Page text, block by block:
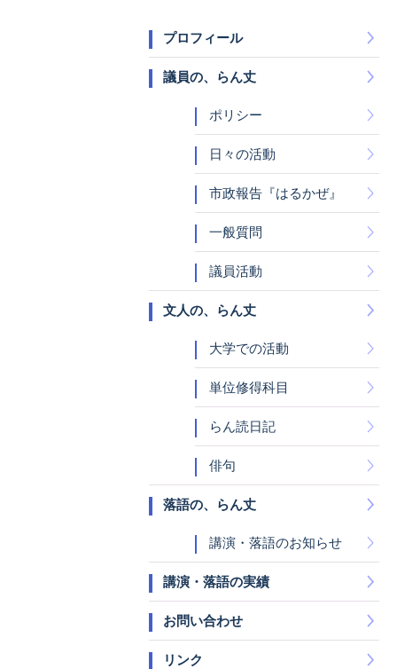
プロフィール
議員の、らん丈
ポリシー
日々の活動
市政報告『はるかぜ』
一般質問
議員活動
文人の、らん丈
大学での活動
単位修得科目
らん読日記
俳句
落語の、らん丈
講演・落語のお知らせ
講演・落語の実績
お問い合わせ
リンク